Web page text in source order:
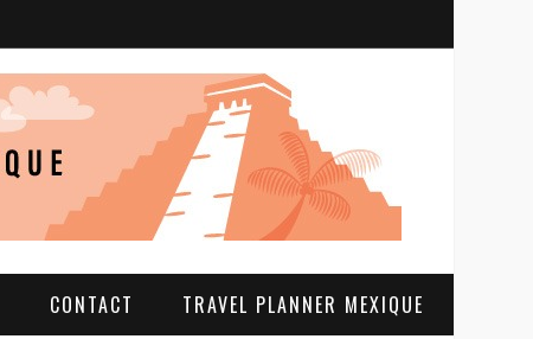
r
CONTACT TRAVEL PLANNER MEXIQUE